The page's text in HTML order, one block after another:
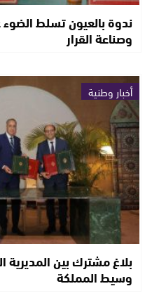
ندوة بالعيون تسلط الضوء
وصناعة القرار
أخبار وطنية
بلاغ مشترك بين
وسيط المملكة